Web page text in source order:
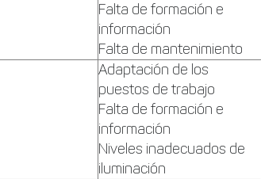
Falta de formación e
información
Falta de mantenimiento
Adaptación de los
puestos de trabajo
Falta de formación e
información
Niveles inadecuados de
iluminación